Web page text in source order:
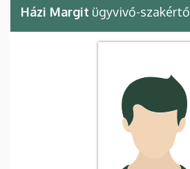
Házi Margit ügyvivő-szakértő